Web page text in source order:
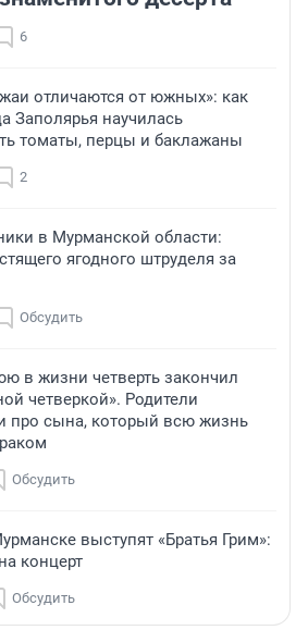
6
отличаются от южных»: как
Заполярья научилась
томаты, перцы и баклажаны
2
в Мурманской области:
ягодного штруделя за
Обсудить
в жизни четверть закончил
четверкой». Родители
про сына, который всю жизнь
Обсудить
выступят «Братья Грим»:
концерт
Обсудить